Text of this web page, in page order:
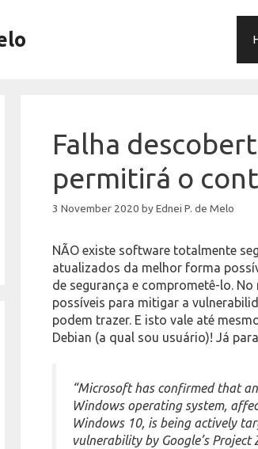
Falha
permitirá o
3 November 2020 byEdnei P. de Melo
NÃO existe software totalmente
atualizados da melhor forma
de segurança e comprometê-lo.
possíveis para mitigar a
podem trazer. E isto vale até
Debian (a qual sou usuário)! Já
“Microsoft has confirmed that
Windows operating system,
Windows 10, is being actively
vulnerability by Google’s